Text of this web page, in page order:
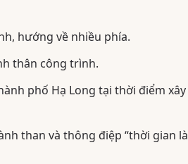
hướng về nhiều phía.
thân công trình.
phố Hạ Long tại thời điểm xây
than và thông điệp “thời gian là